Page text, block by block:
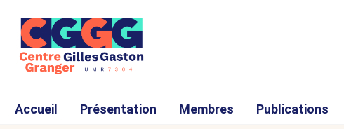
Accueil Présentation Membres Publications